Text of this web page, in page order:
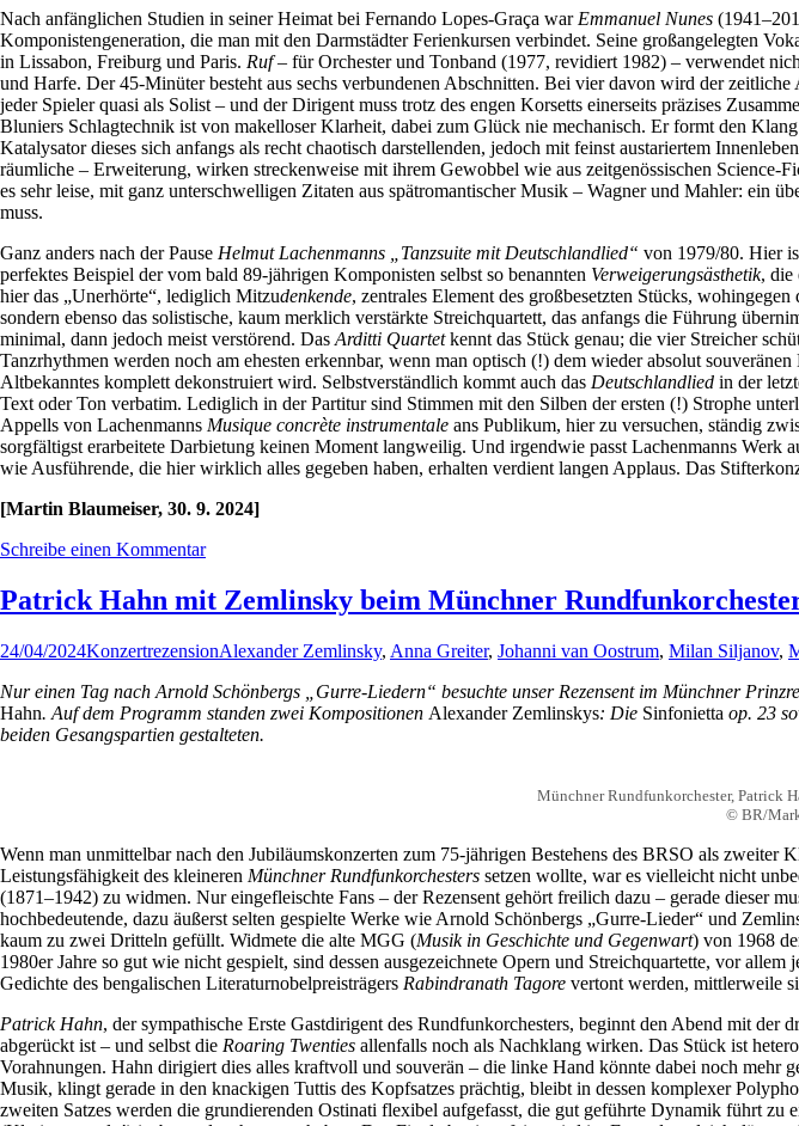
Nach anfänglichen Studien in seiner Heimat bei Fernando Lopes-Graça war Emmanuel Nunes
Komponistengeneration, die man mit den Darmstädter Ferienkursen verbindet. Seine großangelegten
in Lissabon, Freiburg und Paris. Ruf– für Orchester und Tonband (1977, revidiert 1982) – verwendet
und Harfe. Der 45-Minüter besteht aus sechs verbundenen Abschnitten. Bei vier davon wird der
jeder Spieler quasi als Solist – und der Dirigent muss trotz des engen Korsetts einerseits präzises
Bluniers Schlagtechnik ist von makelloser Klarheit, dabei zum Glück nie mechanisch. Er formt den
Katalysator dieses sich anfangs als recht chaotisch darstellenden, jedoch mit feinst austariertem
räumliche – Erweiterung, wirken streckenweise mit ihrem Gewobbel wie aus zeitgenössischen
es sehr leise, mit ganz unterschwelligen Zitaten aus spätromantischer Musik – Wagner und Mahler: ein
muss.
Ganz anders nach der Pause Helmut Lachenmanns „Tanzsuite mit Deutschlandlied“ von 1979/80. Hier
perfektes Beispiel der vom bald 89-jährigen Komponisten selbst so benannten Verweigerungsästhetik, die
hier das „Unerhörte“, lediglich Mitzudenkende, zentrales Element des großbesetzten Stücks,
sondern ebenso das solistische, kaum merklich verstärkte Streichquartett, das anfangs die Führung
minimal, dann jedoch meist verstörend. Das Arditti Quartetkennt das Stück genau; die vier Streicher
Tanzrhythmen werden noch am ehesten erkennbar, wenn man optisch (!) dem wieder absolut
Altbekanntes komplett dekonstruiert wird. Selbstverständlich kommt auch das Deutschlandlied in der
Text oder Ton verbatim. Lediglich in der Partitur sind Stimmen mit den Silben der ersten (!) Strophe
Appells von Lachenmanns Musique concrète instrumentale ans Publikum, hier zu versuchen, ständig
sorgfältigst erarbeitete Darbietung keinen Moment langweilig. Und irgendwie passt Lachenmanns
wie Ausführende, die hier wirklich alles gegeben haben, erhalten verdient langen Applaus. Das
[Martin Blaumeiser, 30. 9. 2024]
Schreibe einen Kommentar
Patrick Hahn mit Zemlinsky beim Münchner
24/04/2024KonzertrezensionAlexander Zemlinsky, Anna Greiter, Johanni van Oostrum, Milan Siljanov,
Nur einen Tag nach Arnold Schönbergs „Gurre-Liedern“ besuchte unser Rezensent im Münchner
Hahn. Auf dem Programm standen zwei Kompositionen Alexander Zemlinskys: Die Sinfonietta op. 23
beiden Gesangspartien gestalteten.
Münchner Rundfunkorchester, Patrick
© BR/
Wenn man unmittelbar nach den Jubiläumskonzerten zum 75-jährigen Bestehens des BRSO als
Leistungsfähigkeit des kleineren Münchner Rundfunkorchesters setzen wollte, war es vielleicht nicht
(1871–1942) zu widmen. Nur eingefleischte Fans – der Rezensent gehört freilich dazu – gerade dieser
hochbedeutende, dazu äußerst selten gespielte Werke wie Arnold Schönbergs „Gurre-Lieder“ und
kaum zu zwei Dritteln gefüllt. Widmete die alte MGG (Musik in Geschichte und Gegenwart) von 1968
1980er Jahre so gut wie nicht gespielt, sind dessen ausgezeichnete Opern und Streichquartette, vor
Gedichte des bengalischen Literaturnobelpreisträgers Rabindranath Tagore vertont werden, mittlerweile
Patrick Hahn, der sympathische Erste Gastdirigent des Rundfunkorchesters, beginnt den Abend mit der
abgerückt ist – und selbst die Roaring Twenties allenfalls noch als Nachklang wirken. Das Stück ist
Vorahnungen. Hahn dirigiert dies alles kraftvoll und souverän – die linke Hand könnte dabei noch mehr
Musik, klingt gerade in den knackigen Tuttis des Kopfsatzes prächtig, bleibt in dessen komplexer
zweiten Satzes werden die grundierenden Ostinati flexibel aufgefasst, die gut geführte Dynamik führt